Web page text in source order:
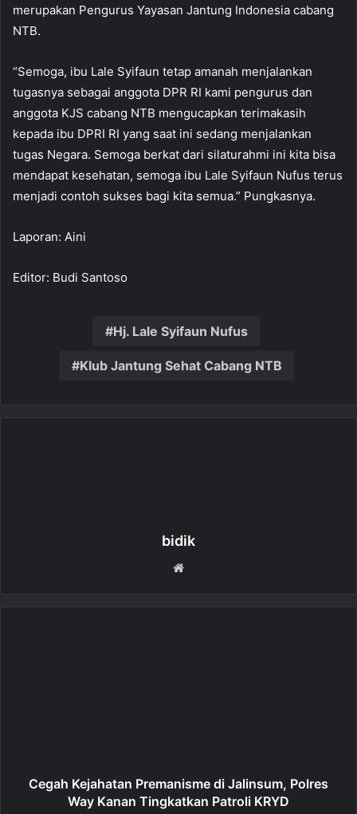
merupakan Pengurus Yayasan Jantung Indonesia cabang
NTB.
“Semoga, ibu Lale Syifaun tetap amanah menjalankan
tugasnya sebagai anggota DPR RI kami pengurus dan
anggota KJS cabang NTB mengucapkan terimakasih
kepada ibu DPRI RI yang saat ini sedang menjalankan
tugas Negara. Semoga berkat dari silaturahmi ini kita bisa
mendapat kesehatan, semoga ibu Lale Syifaun Nufus terus
menjadi contoh sukses bagi kita semua.” Pungkasnya.
Laporan: Aini
Editor: Budi Santoso
Hj. Lale Syifaun Nufus
Klub Jantung Sehat Cabang NTB
bidik
Cegah Kejahatan Premanisme di Jalinsum, Polres
Way Kanan Tingkatkan Patroli KRYD